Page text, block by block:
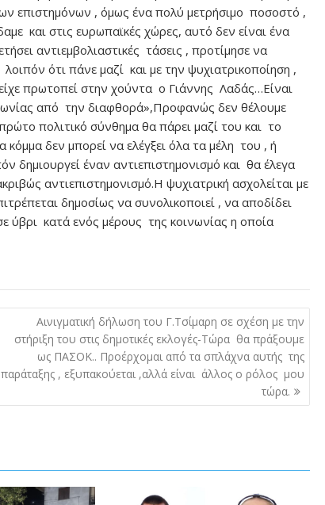
επιστημόνων , όμως ένα πολύ μετρήσιμο ποσοστό ,
και στις ευρωπαϊκές χώρες, αυτό δεν είναι ένα
αντιεμβολιαστικές τάσεις , προτίμησε να
ότι πάνε μαζί και με την ψυχιατρικοποίηση ,
πρωτοπεί στην χούντα ο Γιάννης Λαδάς…Είναι
από την διαφθορά»,Προφανώς δεν θέλουμε
πολιτικό σύνθημα θα πάρει μαζί του και το
κόμμα δεν μπορεί να ελέγξει όλα τα μέλη του , ή
έναν αντιεπιστημονισμό και θα έλεγα
αντιεπιστημονισμό.Η ψυχιατρική ασχολείται με
δημοσίως να συνολικοποιεί , να αποδίδει
ύβρι κατά ενός μέρους της κοινωνίας η οποία
Αινιγματική δήλωση του Γ.Τσίμαρη σε σχέση με την
στήριξη του στις δημοτικές εκλογές-Τώρα θα πράξουμε
ως ΠΑΣΟΚ.. Προέρχομαι από τα σπλάχνα αυτής της
παράταξης , εξυπακούεται ,αλλά είναι άλλος ο ρόλος μου
τώρα.